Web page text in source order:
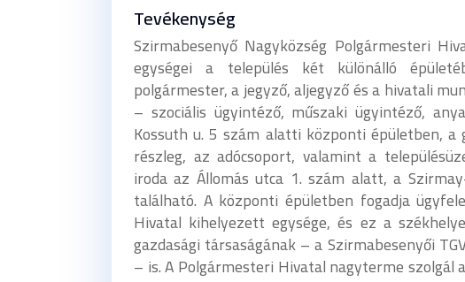
Tevékenység
Szirmabesenyő Nagyközség Polgármesteri
egységei a település két különálló
polgármester, a jegyző, aljegyző és a hivatali
– szociális ügyintéző, műszaki ügyintéző,
Kossuth u. 5 szám alatti központi épületben, a
részleg, az adócsoport, valamint a
iroda az Állomás utca 1. szám alatt, a
található. A központi épületben fogadja
Hivatal kihelyezett egysége, és ez a
gazdasági társaságának – a Szirmabesenyői
– is. A Polgármesteri Hivatal nagyterme szolgál